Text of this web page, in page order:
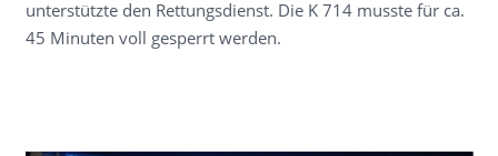
unterstützte den Rettungsdienst. Die K 714 musste für ca.
45 Minuten voll gesperrt werden.